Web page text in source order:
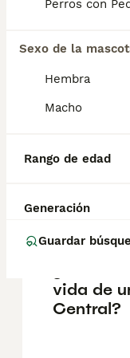
Perros con
Sexo de la
Hembra
Macho
Rango de edad
Generación
Guardar
¿Cómo
Pastor
Pastor
¿Cuál
vida de
Central?